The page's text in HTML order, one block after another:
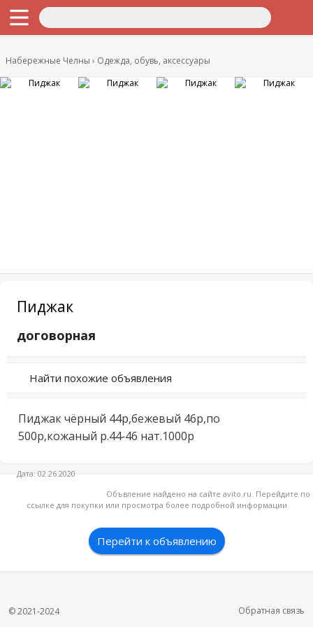
Набережные Челны Одежда, обувь, аксессуары
Пиджак
договорная
Найти похожие объявления
Пиджак чёрный 44р,бежевый 46р,по
500р,кожаный р.44-46 нат.1000р
Дата: 02.26.2020
Объвление найдено на сайте avito.ru. Перейдите по
ссылке для покупки или просмотра более подробной информации
Перейти к объявлению
© 2021-2024 Обратная связь